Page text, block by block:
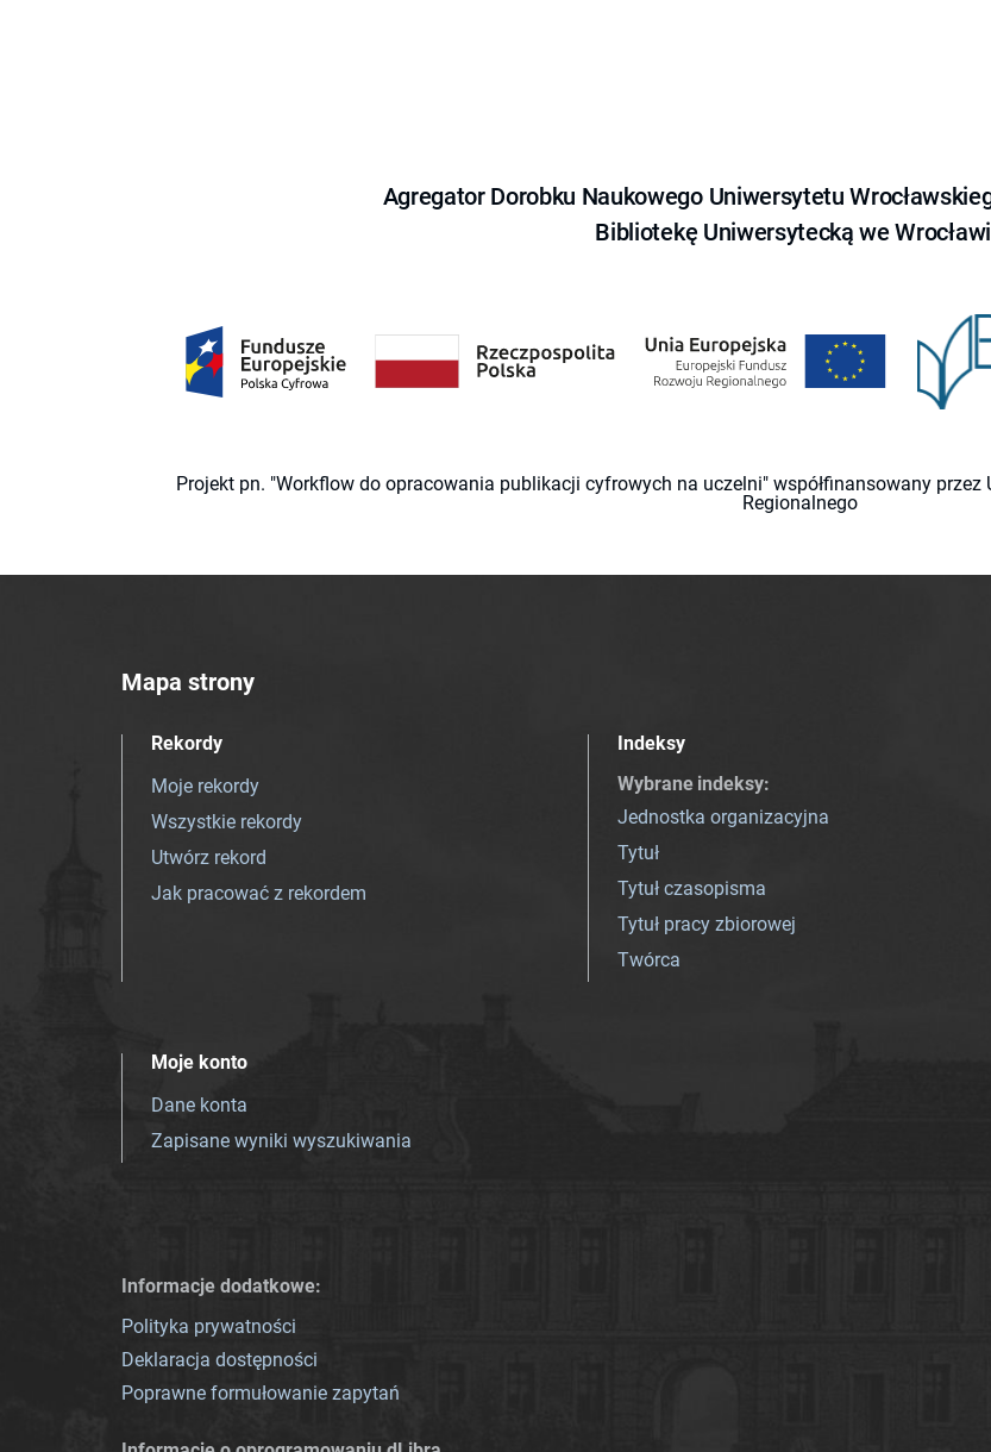
Agregator Dorobku Naukowego Uniwersytetu
Bibliotekę Uniwersytecką we
Projekt pn. "Workflow do opracowania publikacji cyfrowych na uczelni" współfinansowany przez
Regionalnego
Mapa strony
Rekordy
Moje rekordy
Wszystkie rekordy
Utwórz rekord
Jak pracować z rekordem
Indeksy
Wybrane indeksy:
Jednostka organizacyjna
Tytuł
Tytuł czasopisma
Tytuł pracy zbiorowej
Twórca
Moje konto
Dane konta
Zapisane wyniki wyszukiwania
Informacje dodatkowe:
Polityka prywatności
Deklaracja dostępności
Poprawne formułowanie zapytań